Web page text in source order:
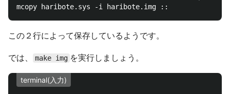
この２行によって保存しているようです。
では、 make img を実行しましょう。
terminal(入力)